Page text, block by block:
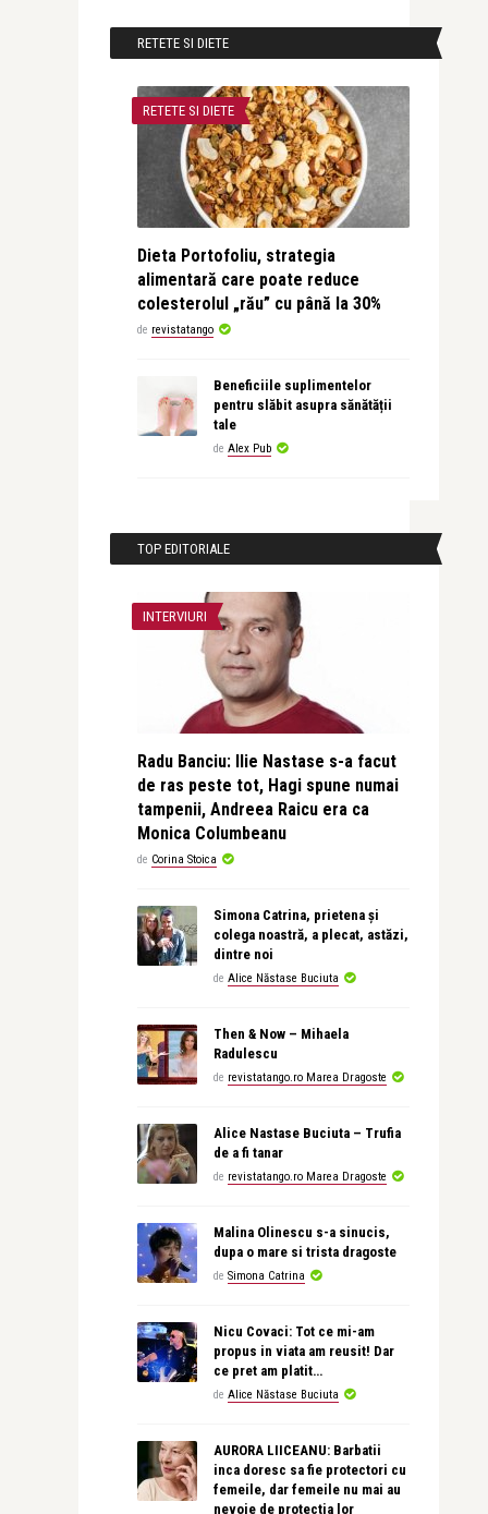
RETETE SI DIETE
RETETE SI DIETE
Dieta Portofoliu, strategia
alimentară care poate reduce
colesterolul „rău” cu până la 30%
de revistatango
Beneficiile suplimentelor
pentru slăbit asupra sănătății
tale
de Alex Pub
TOP EDITORIALE
INTERVIURI
Radu Banciu: Ilie Nastase s-a facut
de ras peste tot, Hagi spune numai
tampenii, Andreea Raicu era ca
Monica Columbeanu
de Corina Stoica
Simona Catrina, prietena și
colega noastră, a plecat, astăzi,
dintre noi
de Alice Năstase Buciuta
Then & Now – Mihaela
Radulescu
de revistatango.ro Marea Dragoste
Alice Nastase Buciuta – Trufia
de a fi tanar
de revistatango.ro Marea Dragoste
Malina Olinescu s-a sinucis,
dupa o mare si trista dragoste
de Simona Catrina
Nicu Covaci: Tot ce mi-am
propus in viata am reusit! Dar
ce pret am platit…
de Alice Năstase Buciuta
AURORA LIICEANU: Barbatii
inca doresc sa fie protectori cu
femeile, dar femeile nu mai au
nevoie de protectia lor